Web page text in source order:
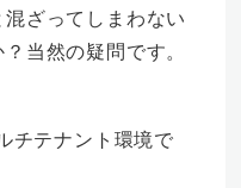
ざってしまわない
当然の疑問です。
チテナント環境で